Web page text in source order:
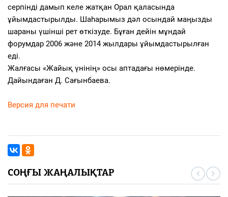
серпінді дамып келе жатқан Орал қаласында
ұйымдастырылды. Шаһарымыз дәл осындай маңызды
шараны үшінші рет өткізуде. Бұған дейін мұндай
форумдар 2006 және 2014 жылдары ұйымдастырылған
еді.
Жалғасы «Жайық үнінің» осы аптадағы нөмерінде.
Дайындаған Д. Сағынбаева.
Версия для печати
СОҢҒЫ ЖАҢАЛЫҚТАР